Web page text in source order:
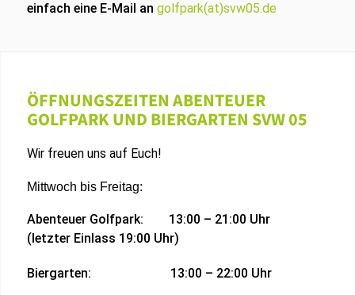
einfach eine E-Mail an golfpark(at)svw05.de
ÖFFNUNGSZEITEN ABENTEUER
GOLFPARK UND BIERGARTEN SVW 05
Wir freuen uns auf Euch!
Mittwoch bis Freitag:
Abenteuer Golfpark: 13:00 – 21:00 Uhr
(letzter Einlass 19:00 Uhr)
Biergarten: 13:00 – 22:00 Uhr